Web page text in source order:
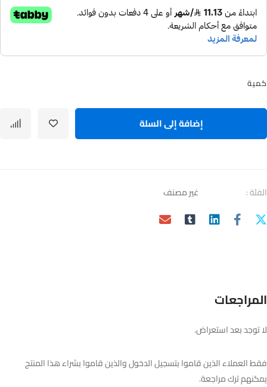
إضافة إلى السلة
: غير مصنف
بعد استعراض.
العملاء الذين قاموا بتسجيل الدخول والذين قاموا بشراء هذا المنتج
ترك مراجعة.